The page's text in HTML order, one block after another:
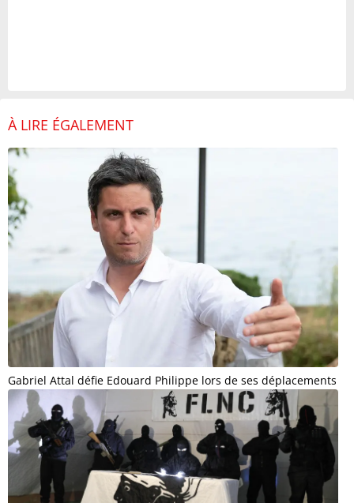
À LIRE ÉGALEMENT
Gabriel Attal défie Edouard Philippe lors de ses déplacements